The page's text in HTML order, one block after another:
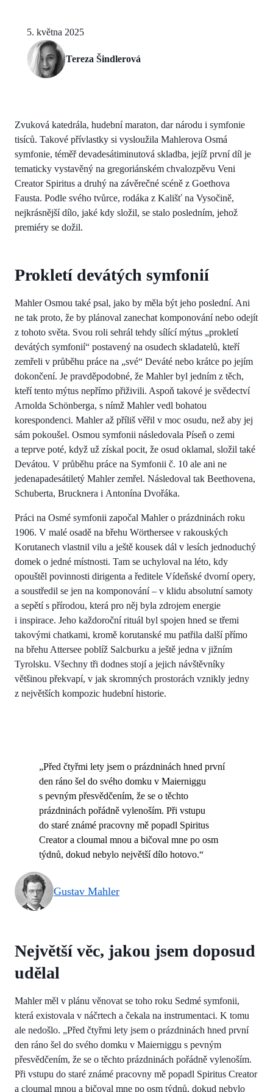
5. května 2025
Tereza Šindlerová
Zvuková katedrála, hudební maraton, dar národu i symfonie
tisíců. Takové přívlastky si vysloužila Mahlerova Osmá
symfonie, téměř devadesátiminutová skladba, jejíž první díl je
tematicky vystavěný na gregoriánském chvalozpěvu Veni
Creator Spiritus a druhý na závěrečné scéně z Goethova
Fausta. Podle svého tvůrce, rodáka z Kališť na Vysočině,
nejkrásnější dílo, jaké kdy složil, se stalo posledním, jehož
premiéry se dožil.
Prokletí devátých symfonií
Mahler Osmou také psal, jako by měla být jeho poslední. Ani
ne tak proto, že by plánoval zanechat komponování nebo odejít
z tohoto světa. Svou roli sehrál tehdy sílící mýtus „prokletí
devátých symfonií“ postavený na osudech skladatelů, kteří
zemřeli v průběhu práce na „své“ Deváté nebo krátce po jejím
dokončení. Je pravděpodobné, že Mahler byl jedním z těch,
kteří tento mýtus nepřímo přiživili. Aspoň takové je svědectví
Arnolda Schönberga, s nímž Mahler vedl bohatou
korespondenci. Mahler až příliš věřil v moc osudu, než aby jej
sám pokoušel. Osmou symfonii následovala Píseň o zemi
a teprve poté, když už získal pocit, že osud oklamal, složil také
Devátou. V průběhu práce na Symfonii č. 10 ale ani ne
jedenapadesátiletý Mahler zemřel. Následoval tak Beethovena,
Schuberta, Brucknera i Antonína Dvořáka.
Práci na Osmé symfonii započal Mahler o prázdninách roku
1906. V malé osadě na břehu Wörthersee v rakouských
Korutanech vlastnil vilu a ještě kousek dál v lesích jednoduchý
domek o jedné místnosti. Tam se uchyloval na léto, kdy
opouštěl povinnosti dirigenta a ředitele Vídeňské dvorní opery,
a soustředil se jen na komponování – v klidu absolutní samoty
a sepětí s přírodou, která pro něj byla zdrojem energie
i inspirace. Jeho každoroční rituál byl spojen hned se třemi
takovými chatkami, kromě korutanské mu patřila další přímo
na břehu Attersee poblíž Salcburku a ještě jedna v jižním
Tyrolsku. Všechny tři dodnes stojí a jejich návštěvníky
většinou překvapí, v jak skromných prostorách vznikly jedny
z největších kompozic hudební historie.
„Před čtyřmi lety jsem o prázdninách hned první
den ráno šel do svého domku v Maierniggu
s pevným přesvědčením, že se o těchto
prázdninách pořádně vylenoším. Při vstupu
do staré známé pracovny mě popadl Spiritus
Creator a cloumal mnou a bičoval mne po osm
týdnů, dokud nebylo největší dílo hotovo.“
Gustav Mahler
Největší věc, jakou jsem doposud
udělal
Mahler měl v plánu věnovat se toho roku Sedmé symfonii,
která existovala v náčrtech a čekala na instrumentaci. K tomu
ale nedošlo. „Před čtyřmi lety jsem o prázdninách hned první
den ráno šel do svého domku v Maierniggu s pevným
přesvědčením, že se o těchto prázdninách pořádně vylenoším.
Při vstupu do staré známé pracovny mě popadl Spiritus Creator
a cloumal mnou a bičoval mne po osm týdnů, dokud nebylo